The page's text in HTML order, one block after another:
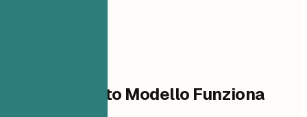
Perché Questo Modello Funziona